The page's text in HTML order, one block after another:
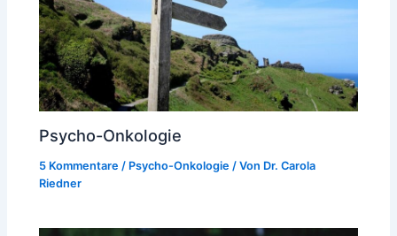
Psycho-Onkologie
5 Kommentare / Psycho-Onkologie / Von Dr. Carola
Riedner